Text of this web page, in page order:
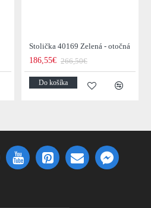
Stolička 40169 Zelená - otočná
186,55€ 266,50€
Do košíka